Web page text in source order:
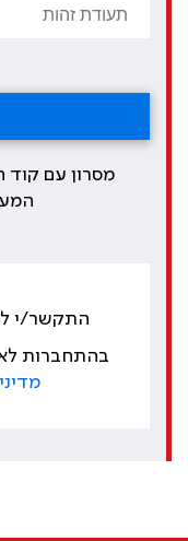
מסרון עם קוד
התקשר/י
בהתחברות